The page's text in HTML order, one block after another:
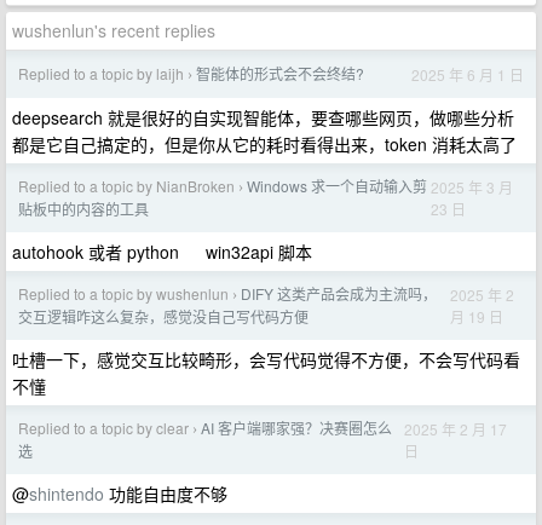
wushenlun's recent replies
Replied to a topic by laijh › 智能体的形式会不会终结? 2025 年 6 月 1 日
deepsearch 就是很好的自实现智能体，要查哪些网页，做哪些分析
都是它自己搞定的，但是你从它的耗时看得出来，token 消耗太高了
Replied to a topic by NianBroken › Windows 求一个自动输入剪
贴板中的内容的工具
2025 年 3 月
23 日
autohook 或者 python win32api 脚本
Replied to a topic by wushenlun › DIFY 这类产品会成为主流吗，
交互逻辑咋这么复杂，感觉没自己写代码方便
2025 年 2
月 19 日
吐槽一下，感觉交互比较畸形，会写代码觉得不方便，不会写代码看
不懂
Replied to a topic by clear › AI 客户端哪家强？决赛圈怎么
选
2025 年 2 月 17
日
@shintendo 功能自由度不够